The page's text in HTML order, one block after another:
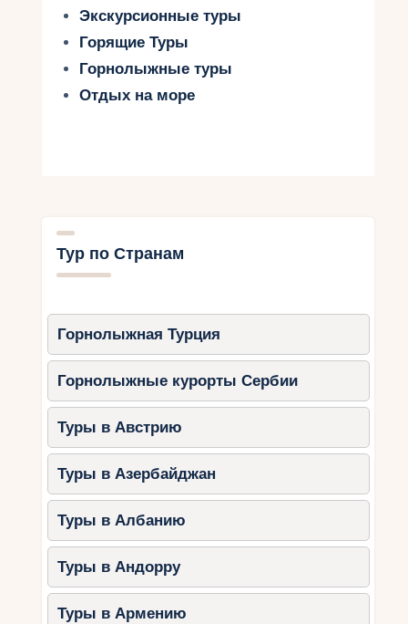
Экскурсионные туры
Горящие Туры
Горнолыжные туры
Отдых на море
Тур по Странам
Горнолыжная Турция
Горнолыжные курорты Сербии
Туры в Австрию
Туры в Азербайджан
Туры в Албанию
Туры в Андорру
Туры в Армению